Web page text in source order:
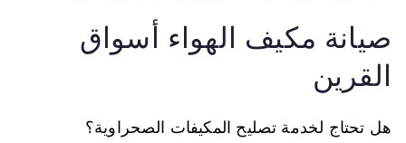
صيانة مكيف الهواء أسواق
القرين
هل تحتاج لخدمة تصليح المكيفات الصحراوية؟